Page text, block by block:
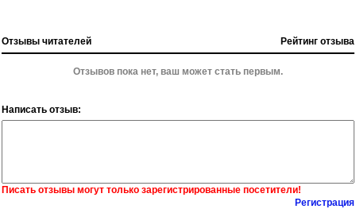
Отзывы читателей Рейтинг отзыва
Отзывов пока нет, ваш может стать первым.
Написать отзыв:
Писать отзывы могут только зарегистрированные посетители!
Регистрация